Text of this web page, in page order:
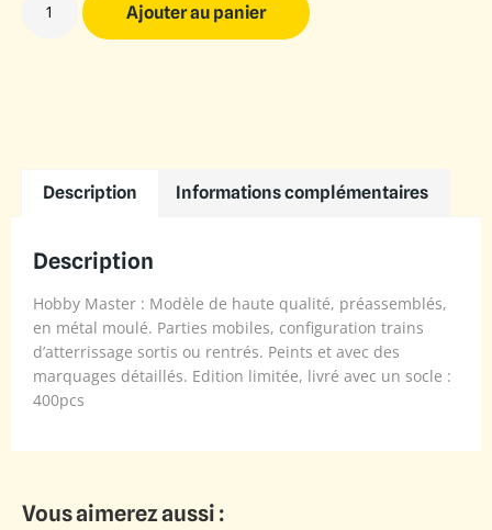
Ajouter au panier
Description Informations complémentaires
Description
Hobby Master : Modèle de haute qualité, préassemblés,
en métal moulé. Parties mobiles, configuration trains
d’atterrissage sortis ou rentrés. Peints et avec des
marquages détaillés. Edition limitée, livré avec un socle :
400pcs
Vous aimerez aussi :